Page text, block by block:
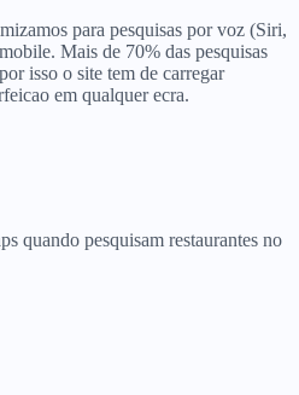
para pesquisas por voz (Siri,
Mais de 70% das pesquisas
isso o site tem de carregar
em qualquer ecra.
quando pesquisam restaurantes no